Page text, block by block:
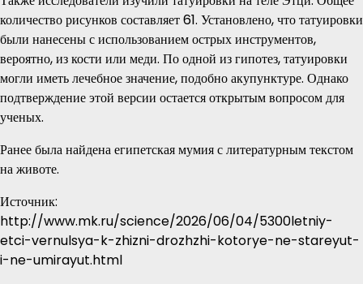
количество рисунков составляет 61. Установлено, что татуировки
были нанесены с использованием острых инструментов,
вероятно, из кости или меди. По одной из гипотез, татуировки
могли иметь лечебное значение, подобно акупунктуре. Однако
подтверждение этой версии остается открытым вопросом для
ученых.
Ранее была найдена египетская мумия с литературным текстом
на животе.
Источник:
http://www.mk.ru/science/2026/06/04/5300letniy-
etci-vernulsya-k-zhizni-drozhzhi-kotorye-ne-stareyut-
i-ne-umirayut.html